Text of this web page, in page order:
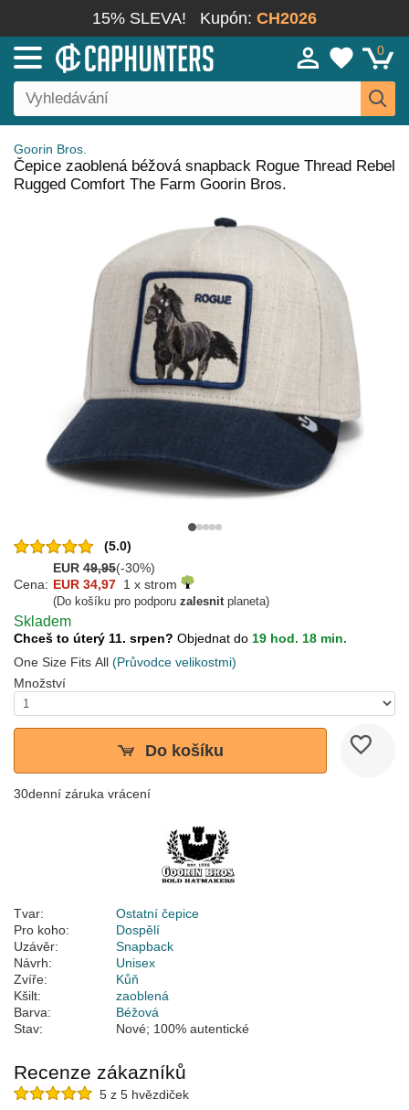
15% SLEVA! Kupón: CH2026
0
Goorin Bros.
Čepice zaoblená béžová snapback Rogue Thread Rebel
Rugged Comfort The Farm Goorin Bros.
(5.0)
EUR 49,95(-30%)
Cena: EUR 34,97 1 x strom
(Do košíku pro podporu zalesnitplaneta)
Skladem
Chceš to úterý 11. srpen? Objednat do 19 hod. 18 min.
One Size Fits All (Průvodce velikostmi)
Množství
Do košíku
30denní záruka vrácení
Tvar:
Ostatní čepice
Pro koho:
Dospělí
Uzávěr:
Snapback
Návrh:
Unisex
Zvíře:
Kůň
Kšilt:
zaoblená
Barva:
Béžová
Stav:
Nové; 100% autentické
Recenze zákazníků
5 z 5 hvězdiček